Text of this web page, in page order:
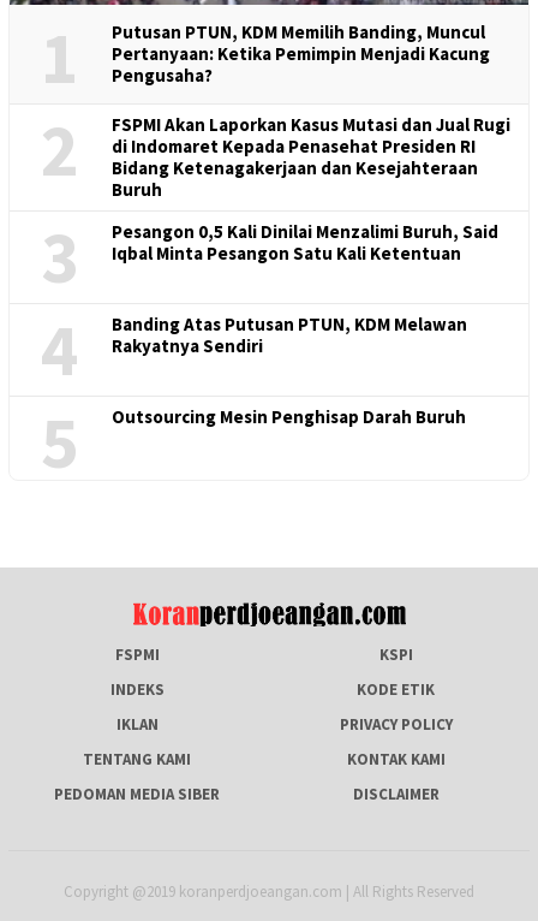
1
Putusan PTUN, KDM Memilih Banding, Muncul
Pertanyaan: Ketika Pemimpin Menjadi Kacung
Pengusaha?
2
FSPMI Akan Laporkan Kasus Mutasi dan Jual Rugi
di Indomaret Kepada Penasehat Presiden RI
Bidang Ketenagakerjaan dan Kesejahteraan
Buruh
3
Pesangon 0,5 Kali Dinilai Menzalimi Buruh, Said
Iqbal Minta Pesangon Satu Kali Ketentuan
4
Banding Atas Putusan PTUN, KDM Melawan
Rakyatnya Sendiri
5 Outsourcing Mesin Penghisap Darah Buruh
FSPMI
KSPI
INDEKS
KODE ETIK
IKLAN
PRIVACY POLICY
TENTANG KAMI
KONTAK KAMI
PEDOMAN MEDIA SIBER
DISCLAIMER
Copyright @2019 koranperdjoeangan.com | All Rights Reserved